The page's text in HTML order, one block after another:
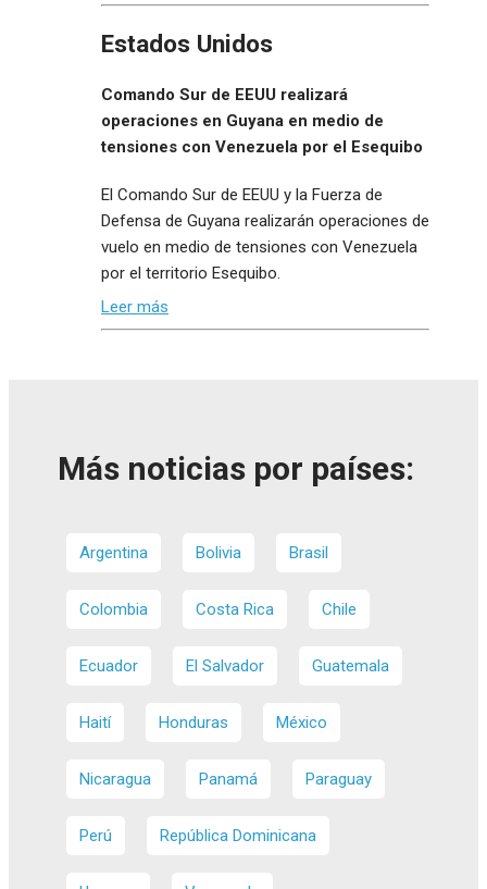
Estados Unidos
Comando Sur de EEUU realizará
operaciones en Guyana en medio de
tensiones con Venezuela por el Esequibo
El Comando Sur de EEUU y la Fuerza de
Defensa de Guyana realizarán operaciones de
vuelo en medio de tensiones con Venezuela
por el territorio Esequibo.
Leer más
Más noticias por países:
Argentina Bolivia Brasil
Colombia Costa Rica Chile
Ecuador El Salvador Guatemala
Haití Honduras México
Nicaragua Panamá Paraguay
Perú República Dominicana